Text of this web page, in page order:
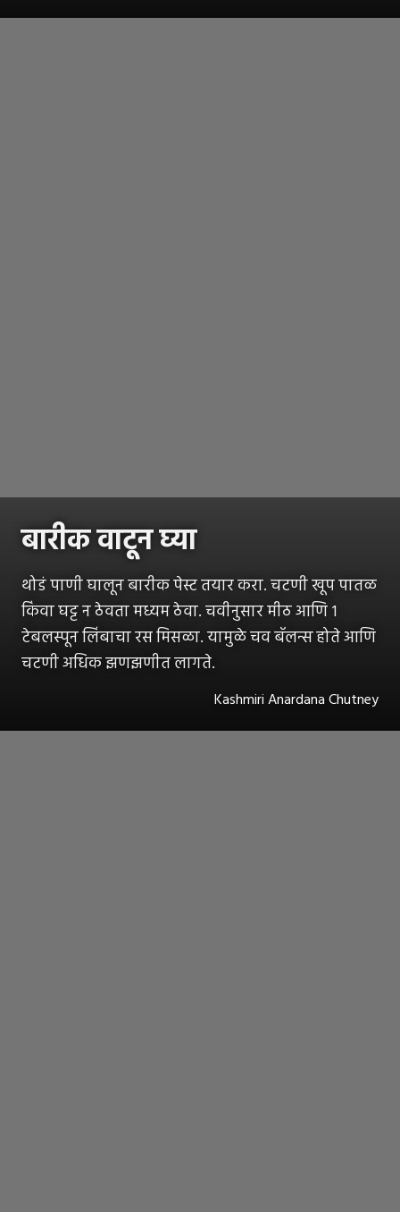
बारीक वाटून घ्या
थोडं पाणी घालून बारीक पेस्ट तयार करा. चटणी खूप पातळ
किंवा घट्ट न ठेवता मध्यम ठेवा. चवीनुसार मीठ आणि १
टेबलस्पून लिंबाचा रस मिसळा. यामुळे चव बॅलन्स होते आणि
चटणी अधिक झणझणीत लागते.
Kashmiri Anardana Chutney